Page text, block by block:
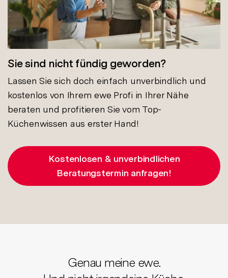
Sie sind nicht fündig geworden?
Lassen Sie sich doch einfach unverbindlich und
kostenlos von Ihrem ewe Profi in Ihrer Nähe
beraten und profitieren Sie vom Top-
Küchenwissen aus erster Hand!
Kostenlosen & unverbindlichen
Beratungstermin anfragen!
Genau meine ewe.